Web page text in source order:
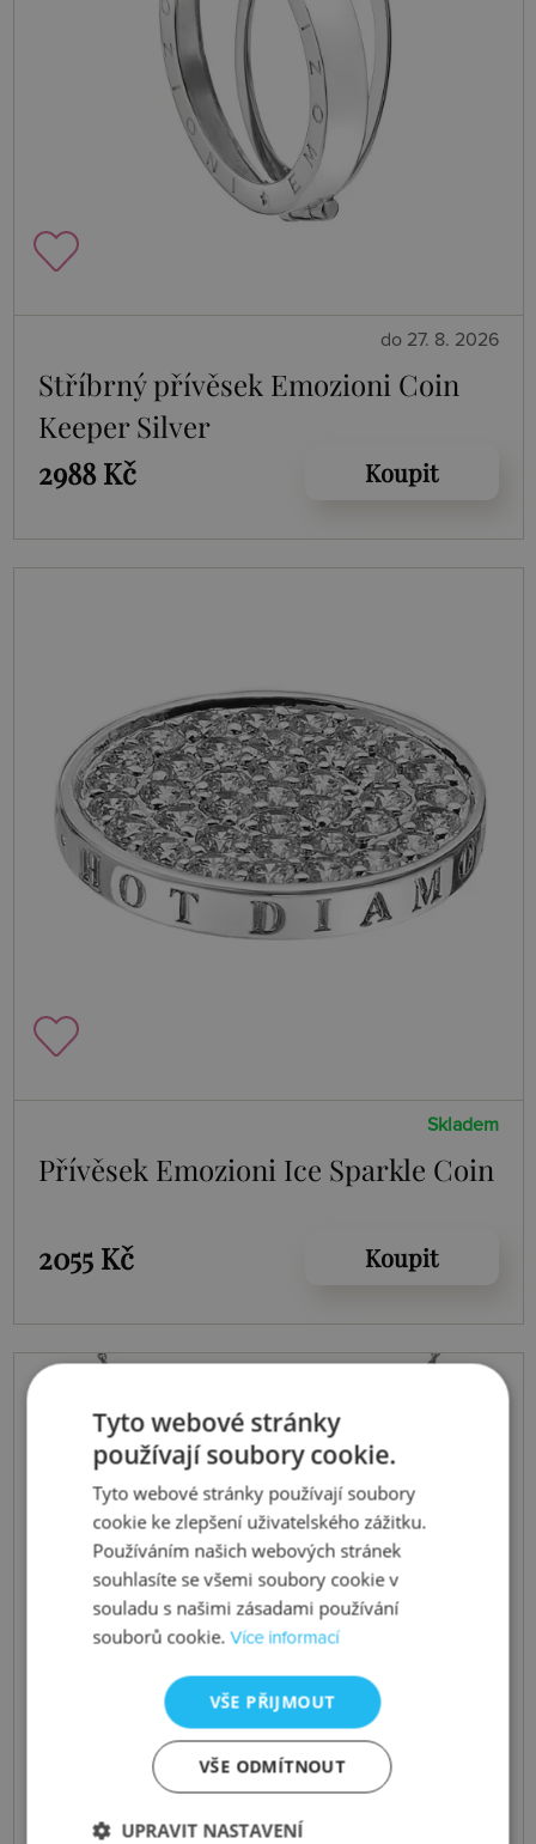
do 27. 8. 2026
Stříbrný přívěsek Emozioni Coin
Keeper Silver
2988 Kč
Koupit
Skladem
Přívěsek Emozioni Ice Sparkle Coin
2055 Kč Koupit
Tyto webové stránky
používají soubory cookie.
Tyto webové stránky používají soubory
cookie ke zlepšení uživatelského zážitku.
Používáním našich webových stránek
souhlasíte se všemi soubory cookie v
souladu s našimi zásadami používání
souborů cookie.Více informací
VŠE PŘIJMOUT
VŠE ODMÍTNOUT
UPRAVIT NASTAVENÍ